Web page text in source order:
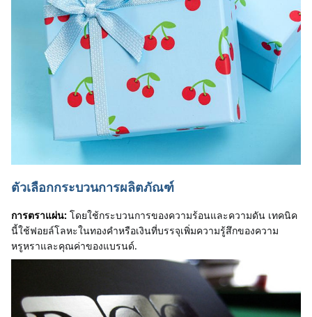
ตัวเลือกกระบวนการผลิตภัณฑ์
การตราแผ่น: โดยใช้กระบวนการของความร้อนและความดัน เทคนิค
นี้ใช้ฟอยล์โลหะในทองคําหรือเงินที่บรรจุเพิ่มความรู้สึกของความ
หรูหราและคุณค่าของแบรนด์.